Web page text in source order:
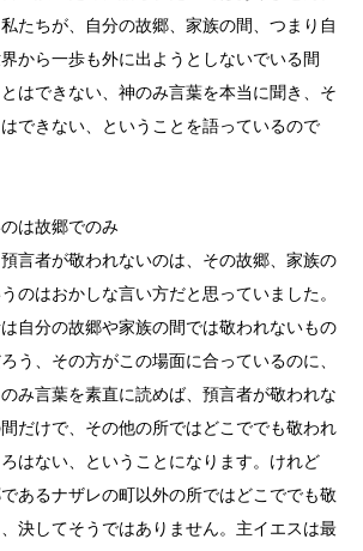
たちが、自分の故郷、家族の間、つまり自
から一歩も外に出ようとしないでいる間
はできない、神のみ言葉を本当に聞き、そ
できない、ということを語っているので
は故郷でのみ
言者が敬われないのは、その故郷、家族の
のはおかしな言い方だと思っていました。
自分の故郷や家族の間では敬われないもの
う、その方がこの場面に合っているのに、
み言葉を素直に読めば、預言者が敬われな
だけで、その他の所ではどこででも敬われ
はない、ということになります。けれど
あるナザレの町以外の所ではどこででも敬
決してそうではありません。主イエスは最